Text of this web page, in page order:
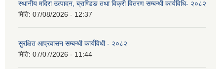
स्थानीय मदिरा उत्पादन, ब्राण्डिङ तथा विक्री वितरण सम्बन्धी कार्यविधि- २०८२
मिति: 07/08/2026 - 12:37
सुरक्षित आप्रवासन सम्बन्धी कार्यविधी - २०८२
मिति: 07/07/2026 - 11:44